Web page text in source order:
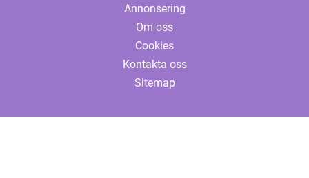
Annonsering
Om oss
Cookies
Kontakta oss
Sitemap